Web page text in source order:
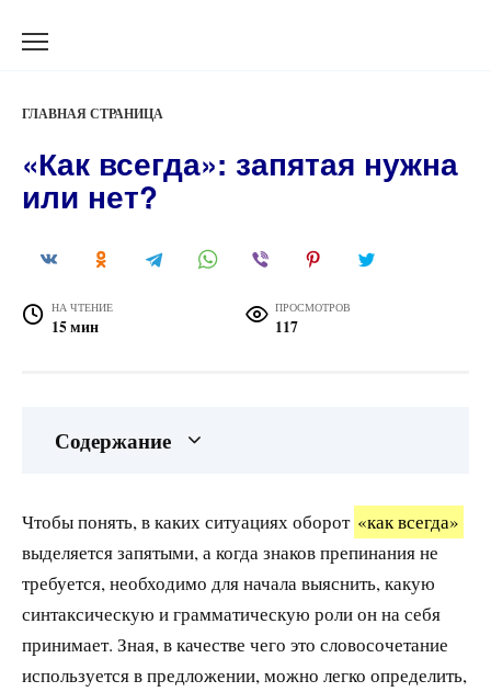
ГЛАВНАЯ СТРАНИЦА
«Как всегда»: запятая нужна
или нет?
НА ЧТЕНИЕ
15 мин
ПРОСМОТРОВ
117
Содержание
Чтобы понять, в каких ситуациях оборот «как всегда»
выделяется запятыми, а когда знаков препинания не
требуется, необходимо для начала выяснить, какую
синтаксическую и грамматическую роли он на себя
принимает. Зная, в качестве чего это словосочетание
используется в предложении, можно легко определить,